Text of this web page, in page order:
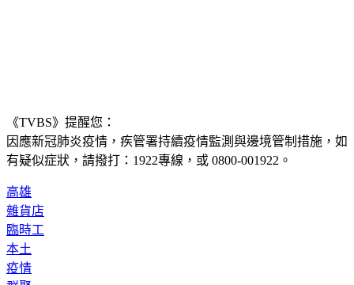
因應新冠肺炎疫情，疾管署持續疫情監測與邊境管制措施，
有疑似症狀，請撥打：1922專線，或 0800-001922。
雜貨店
臨時工
本土
疫情
群聚